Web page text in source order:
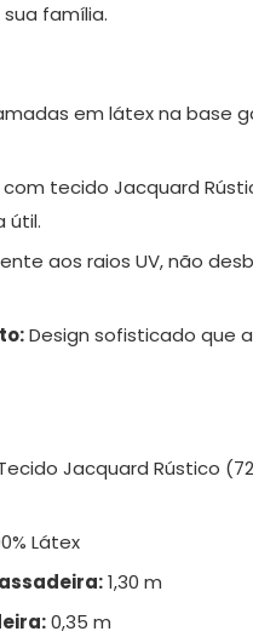
família.
em látex na base
com tecido Jacquard
útil.
aos raios UV, não
Design sofisticado que
Jacquard Rústico
Látex
1,30 m
0,35 m